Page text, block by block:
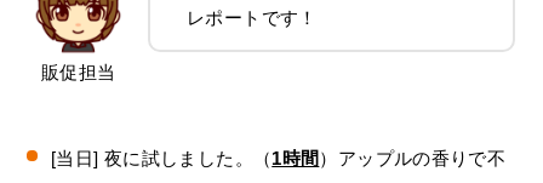
販促担当
レポートです！
[当日] 夜に試しました。（1時間 ）アップルの香りで不